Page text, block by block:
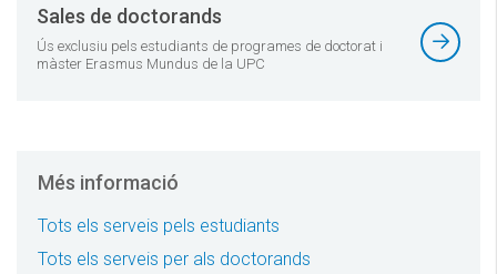
Sales de doctorands
Ús exclusiu pels estudiants de programes de doctorat i
màster Erasmus Mundus de la UPC
Més informació
Tots els serveis pels estudiants
Tots els serveis per als doctorands